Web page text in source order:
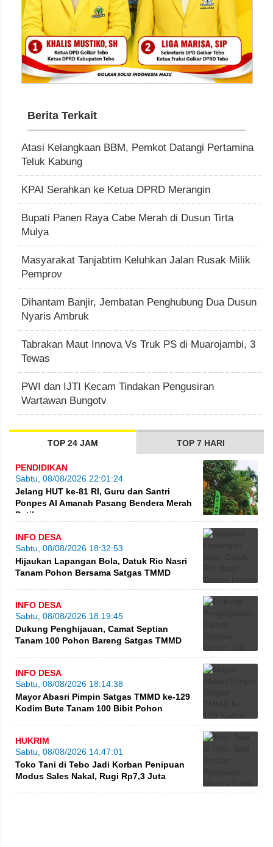
Berita Terkait
Atasi Kelangkaan BBM, Pemkot Datangi Pertamina
Teluk Kabung
KPAI Serahkan ke Ketua DPRD Merangin
Bupati Panen Raya Cabe Merah di Dusun Tirta
Mulya
Masyarakat Tanjabtim Keluhkan Jalan Rusak Milik
Pemprov
Dihantam Banjir, Jembatan Penghubung Dua Dusun
Nyaris Ambruk
Tabrakan Maut Innova Vs Truk PS di Muarojambi, 3
Tewas
PWI dan IJTI Kecam Tindakan Pengusiran
Wartawan Bungotv
TOP 24 JAM TOP 7 HARI
PENDIDIKAN
Sabtu, 08/08/2026 22:01:24
Jelang HUT ke-81 RI, Guru dan Santri
Ponpes Al Amanah Pasang Bendera Merah
Putih
INFO DESA
Sabtu, 08/08/2026 18:32:53
Hijaukan Lapangan Bola, Datuk Rio Nasri
Tanam Pohon Bersama Satgas TMMD
INFO DESA
Sabtu, 08/08/2026 18:19:45
Dukung Penghijauan, Camat Septian
Tanam 100 Pohon Bareng Satgas TMMD
INFO DESA
Sabtu, 08/08/2026 18:14:38
Mayor Abasri Pimpin Satgas TMMD ke-129
Kodim Bute Tanam 100 Bibit Pohon
HUKRIM
Sabtu, 08/08/2026 14:47:01
Toko Tani di Tebo Jadi Korban Penipuan
Modus Sales Nakal, Rugi Rp7,3 Juta